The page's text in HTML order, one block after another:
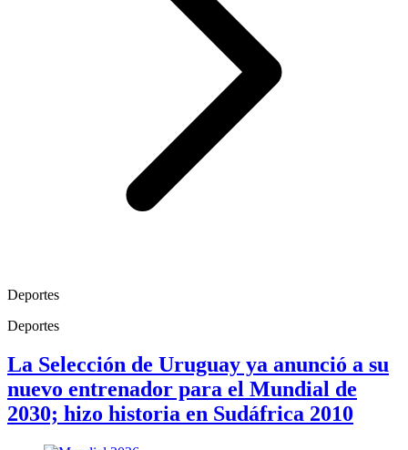
Deportes
Deportes
La Selección de Uruguay ya anunció a su
nuevo entrenador para el Mundial de
2030; hizo historia en Sudáfrica 2010